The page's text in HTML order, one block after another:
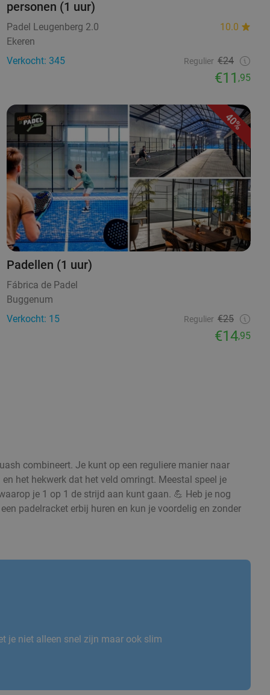
personen (1 uur)
Padel Leugenberg 2.0
10.0
Ekeren
Verkocht: 345
Regulier €24
€11 ,95
40%
Padellen (1 uur)
Fábrica de Padel
Buggenum
Verkocht: 15
Regulier €25
€14,95
combineert. Je kunt op een reguliere manier naar
het hekwerk dat het veld omringt. Meestal speel je
je 1 op 1 de strijd aan kunt gaan. 💪 Heb je nog
padelracket erbij huren en kun je voordelig en zonder
je niet alleen snel zijn maar ook slim